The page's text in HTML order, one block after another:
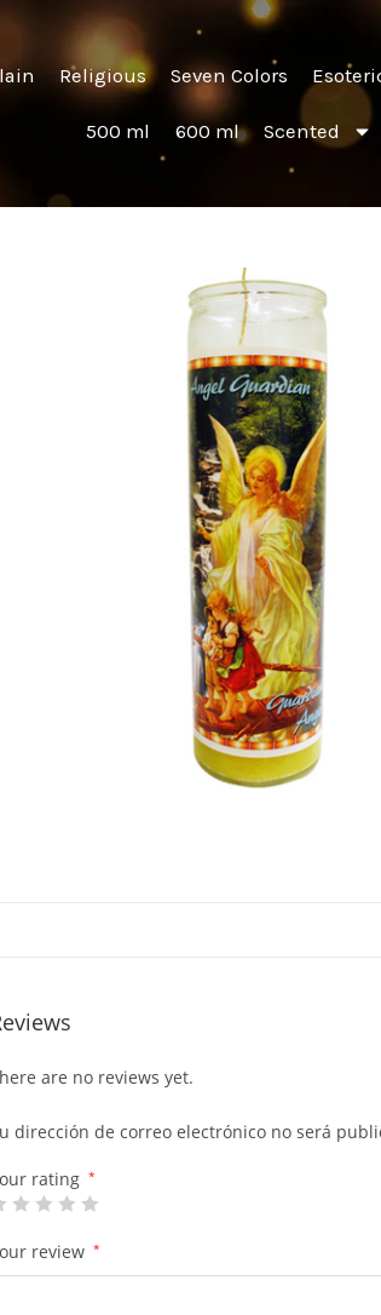
Religious Seven Colors
500 ml 600 ml Scented
are no reviews yet.
dirección de correo electrónico no será
rating *
review *